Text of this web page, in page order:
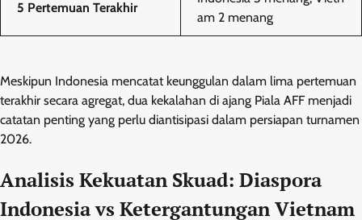
5 Pertemuan Terakhir
am 2 menang
Meskipun Indonesia mencatat keunggulan dalam lima pertemuan
terakhir secara agregat, dua kekalahan di ajang Piala AFF menjadi
catatan penting yang perlu diantisipasi dalam persiapan turnamen
2026.
Analisis Kekuatan Skuad: Diaspora
Indonesia vs Ketergantungan Vietnam